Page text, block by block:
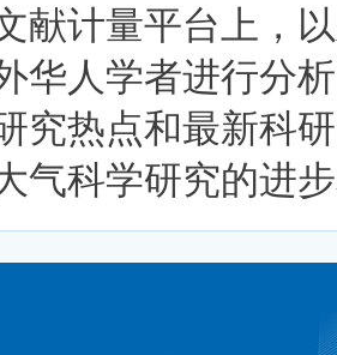
献计量平台上，
华人学者进行分
究热点和最新科
气科学研究的进